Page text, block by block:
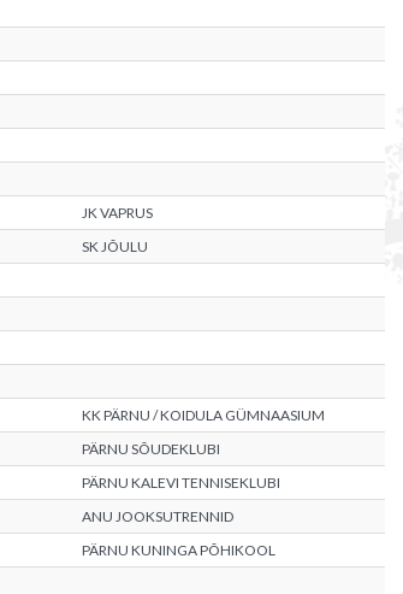
JK VAPRUS
SK JÕULU
KK PÄRNU / KOIDULA GÜMNAASIUM
PÄRNU SÕUDEKLUBI
PÄRNU KALEVI TENNISEKLUBI
ANU JOOKSUTRENNID
PÄRNU KUNINGA PÕHIKOOL